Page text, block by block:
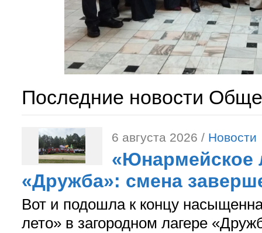
Последние новости
6 августа 2026 / Новости
«Юнармейское
«Дружба»: смена
Вот и подошла к концу
лето» в загородном лагере